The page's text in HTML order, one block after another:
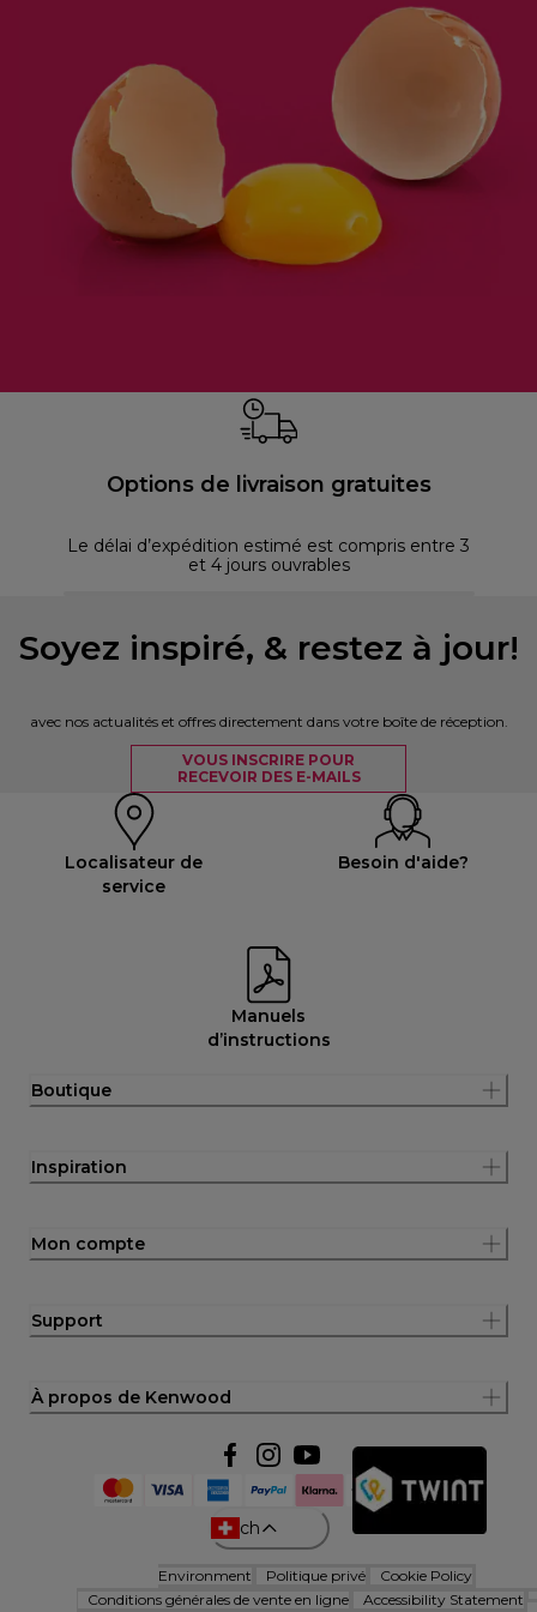
Options de livraison gratuites
Le délai d’expédition estimé est compris entre 3
et 4 jours ouvrables
Soyez inspiré, & restez à jour!
avec nos actualités et offres directement dans votre boîte de réception.
VOUS INSCRIRE POUR
RECEVOIR DES E-MAILS
Localisateur de
service
Besoin d'aide?
Manuels
d’instructions
Boutique
Inspiration
Mon compte
Support
À propos de Kenwood
ch
Environment Politique privé
Cookie Policy
Conditions générales de vente en ligne
Accessibility Statement